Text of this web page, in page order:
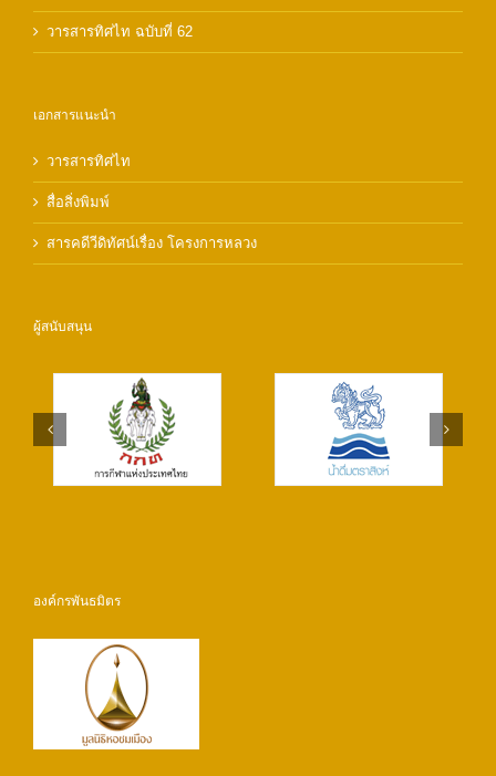
วารสารทิศไท ฉบับที่ 62
เอกสารแนะนำ
วารสารทิศไท
สื่อสิ่งพิมพ์
สารคดีวีดิทัศน์เรื่อง โครงการหลวง
ผู้สนับสนุน
องค์กรพันธมิตร